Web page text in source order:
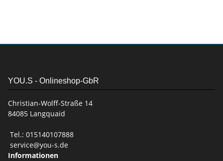
YOU.S - Onlineshop-GbR
Christian-Wolff-Straße 14
84085 Langquaid
Tel.: 015140107888
service@you-s.de
Informationen